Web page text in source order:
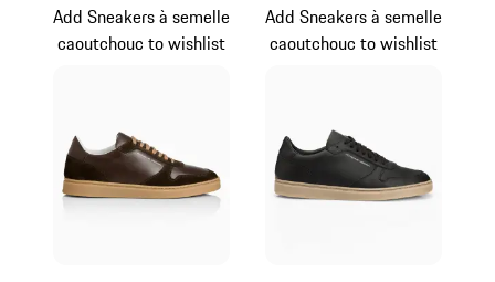
Add Sneakers à semelle
caoutchouc to wishlist
Add Sneakers à semelle
caoutchouc to wishlist